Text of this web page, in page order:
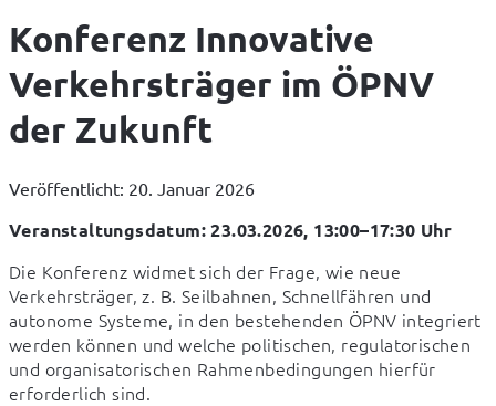
Konferenz Innovative
Verkehrsträger im ÖPNV
der Zukunft
Veröffentlicht: 20. Januar 2026
Veranstaltungsdatum: 23.03.2026, 13:00–17:30 Uhr
Die Konferenz widmet sich der Frage, wie neue
Verkehrsträger, z. B. Seilbahnen, Schnellfähren und
autonome Systeme, in den bestehenden ÖPNV integriert
werden können und welche politischen, regulatorischen
und organisatorischen Rahmenbedingungen hierfür
erforderlich sind.